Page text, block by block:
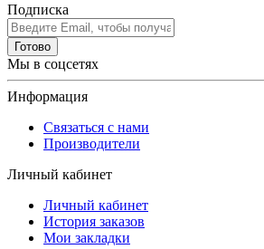
Подписка
Готово
Мы в соцсетях
Информация
Связаться с нами
Производители
Личный кабинет
Личный кабинет
История заказов
Мои закладки